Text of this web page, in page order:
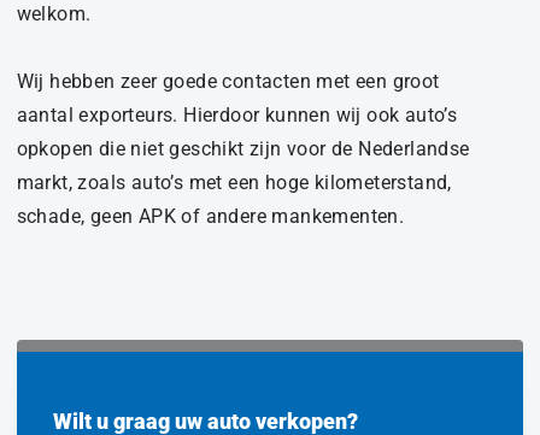
welkom.
Wij hebben zeer goede contacten met een groot
aantal exporteurs. Hierdoor kunnen wij ook auto’s
opkopen die niet geschikt zijn voor de Nederlandse
markt, zoals auto’s met een hoge kilometerstand,
schade, geen APK of andere mankementen.
Wilt u graag uw auto verkopen?